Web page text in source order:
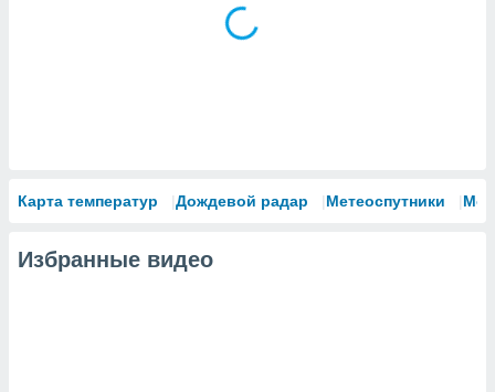
Карта температур Дождевой радар Метеоспутники
Избранные видео